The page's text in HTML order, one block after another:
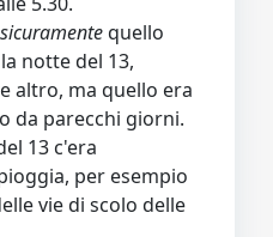
sicuramentequello
notte del 13,
altro, ma quello era
da parecchi giorni.
13 c'era
per esempio
vie di scolo delle